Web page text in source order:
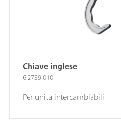
Chiave inglese
6.2739.010
Per unità intercambiabili